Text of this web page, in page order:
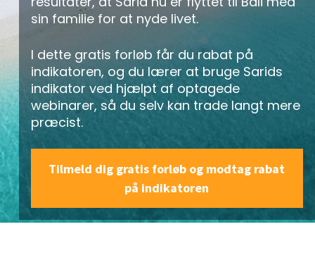
sin familie for at nyde livet.
I dette gratis forløb får du rabat på
indikatoren, og du lærer at bruge Sarids
indikator ved hjælpt af optagede
webinarer, så du selv kan trade langt mere
præcist.
Tilmeld dig gratis forløb og modtag rabat
på indikatoren